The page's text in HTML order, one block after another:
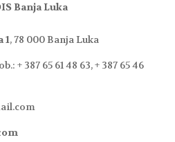
Banja Luka
1, 78 000 Banja Luka
+ 387 65 61 48 63, + 387 65 46